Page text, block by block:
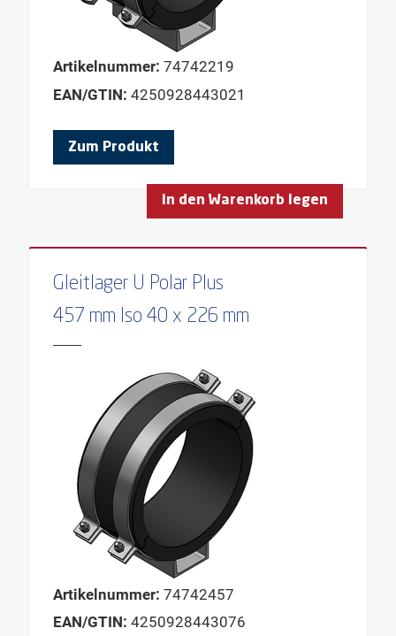
Artikelnummer: 74742219
EAN/GTIN: 4250928443021
Zum Produkt
In den Warenkorb legen
Gleitlager U Polar Plus
457 mm Iso 40 x 226 mm
Artikelnummer: 74742457
EAN/GTIN: 4250928443076